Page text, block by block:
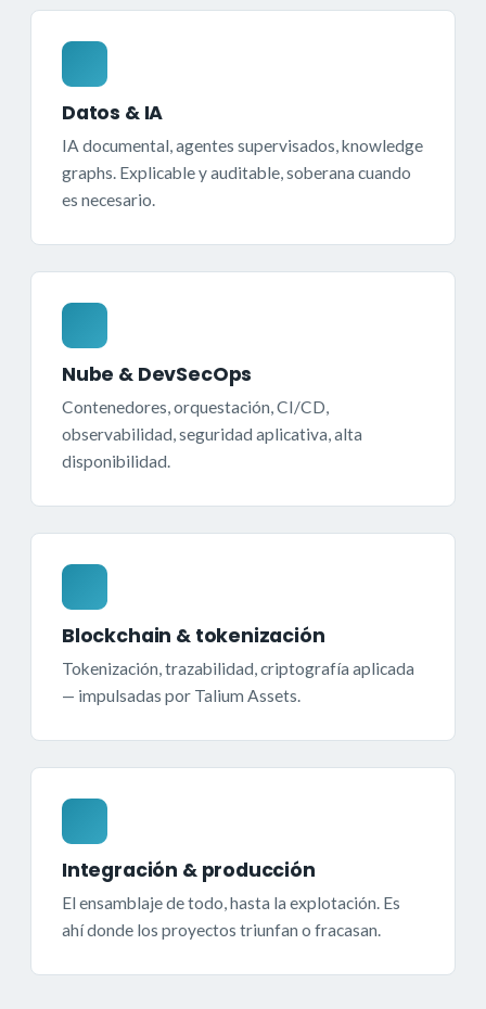
Datos & IA
IA documental, agentes supervisados, knowledge
graphs. Explicable y auditable, soberana cuando
es necesario.
Nube & DevSecOps
Contenedores, orquestación, CI/CD,
observabilidad, seguridad aplicativa, alta
disponibilidad.
Blockchain & tokenización
Tokenización, trazabilidad, criptografía aplicada
— impulsadas por Talium Assets.
Integración & producción
El ensamblaje de todo, hasta la explotación. Es
ahí donde los proyectos triunfan o fracasan.